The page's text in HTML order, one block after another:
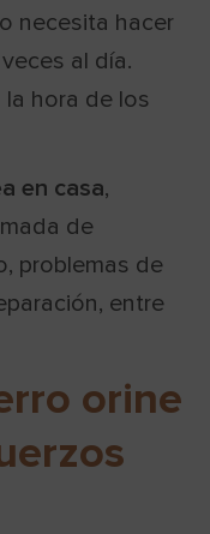
necesita hacer
al día.
la hora de los
en casa,
de
problemas de
entre
orine